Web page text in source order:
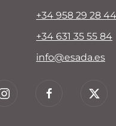
+34 958 29 28 44
+34 631 35 55 84
info@esada.es